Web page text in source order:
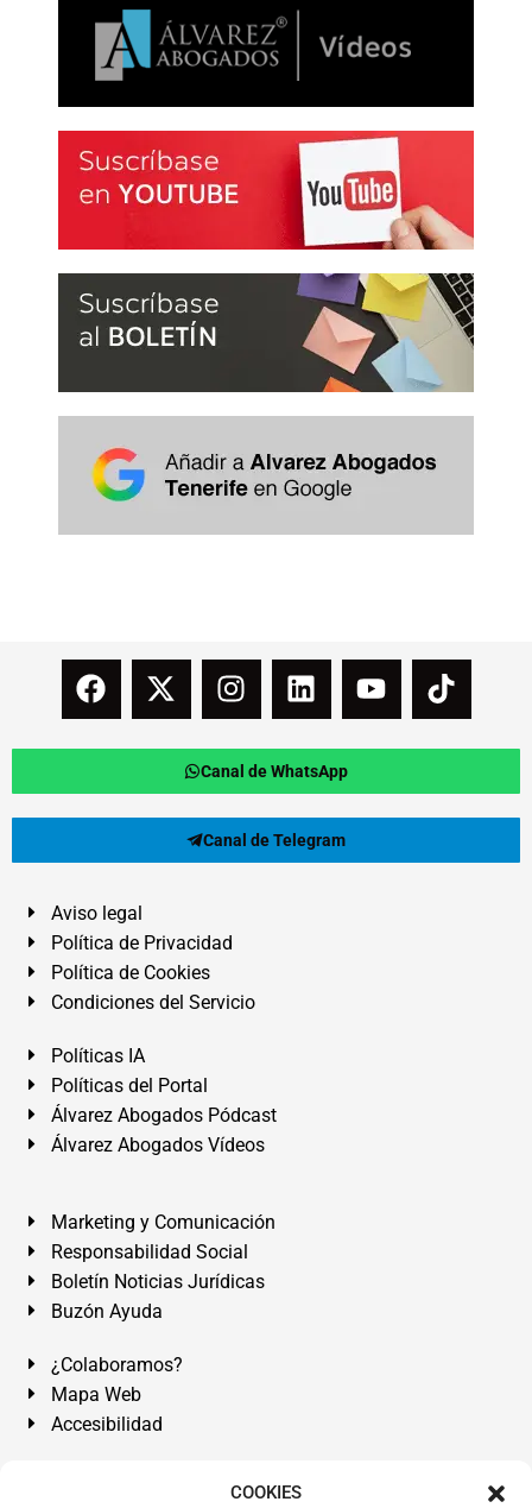
COOKIES
Canal de WhatsApp
Canal de Telegram
Aviso legal
Política de Privacidad
Política de Cookies
Condiciones del Servicio
Políticas IA
Políticas del Portal
Álvarez Abogados Pódcast
Álvarez Abogados Vídeos
Marketing y Comunicación
Responsabilidad Social
Boletín Noticias Jurídicas
Buzón Ayuda
¿Colaboramos?
Mapa Web
Accesibilidad
Álvarez Abogados Tenerife:Calle Teobaldo Power Nº 7,